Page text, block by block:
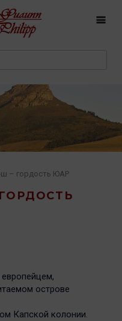
– гордость ЮАР
острове
Капской колонии.